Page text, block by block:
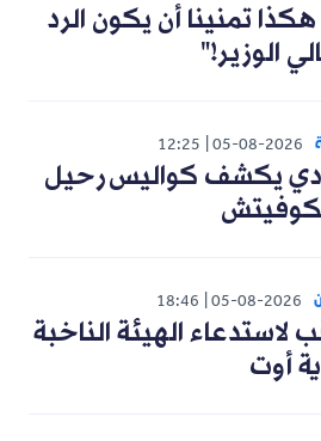
أن يكون الرد
12:25
كواليس رحيل
18:46
الهيئة الناخبة